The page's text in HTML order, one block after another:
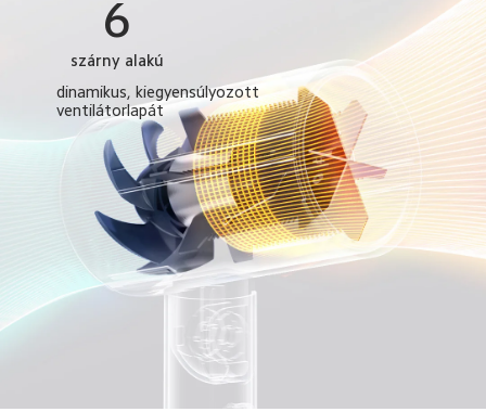
6
szárny alakú
dinamikus, kiegyensúlyozott
ventilátorlapát